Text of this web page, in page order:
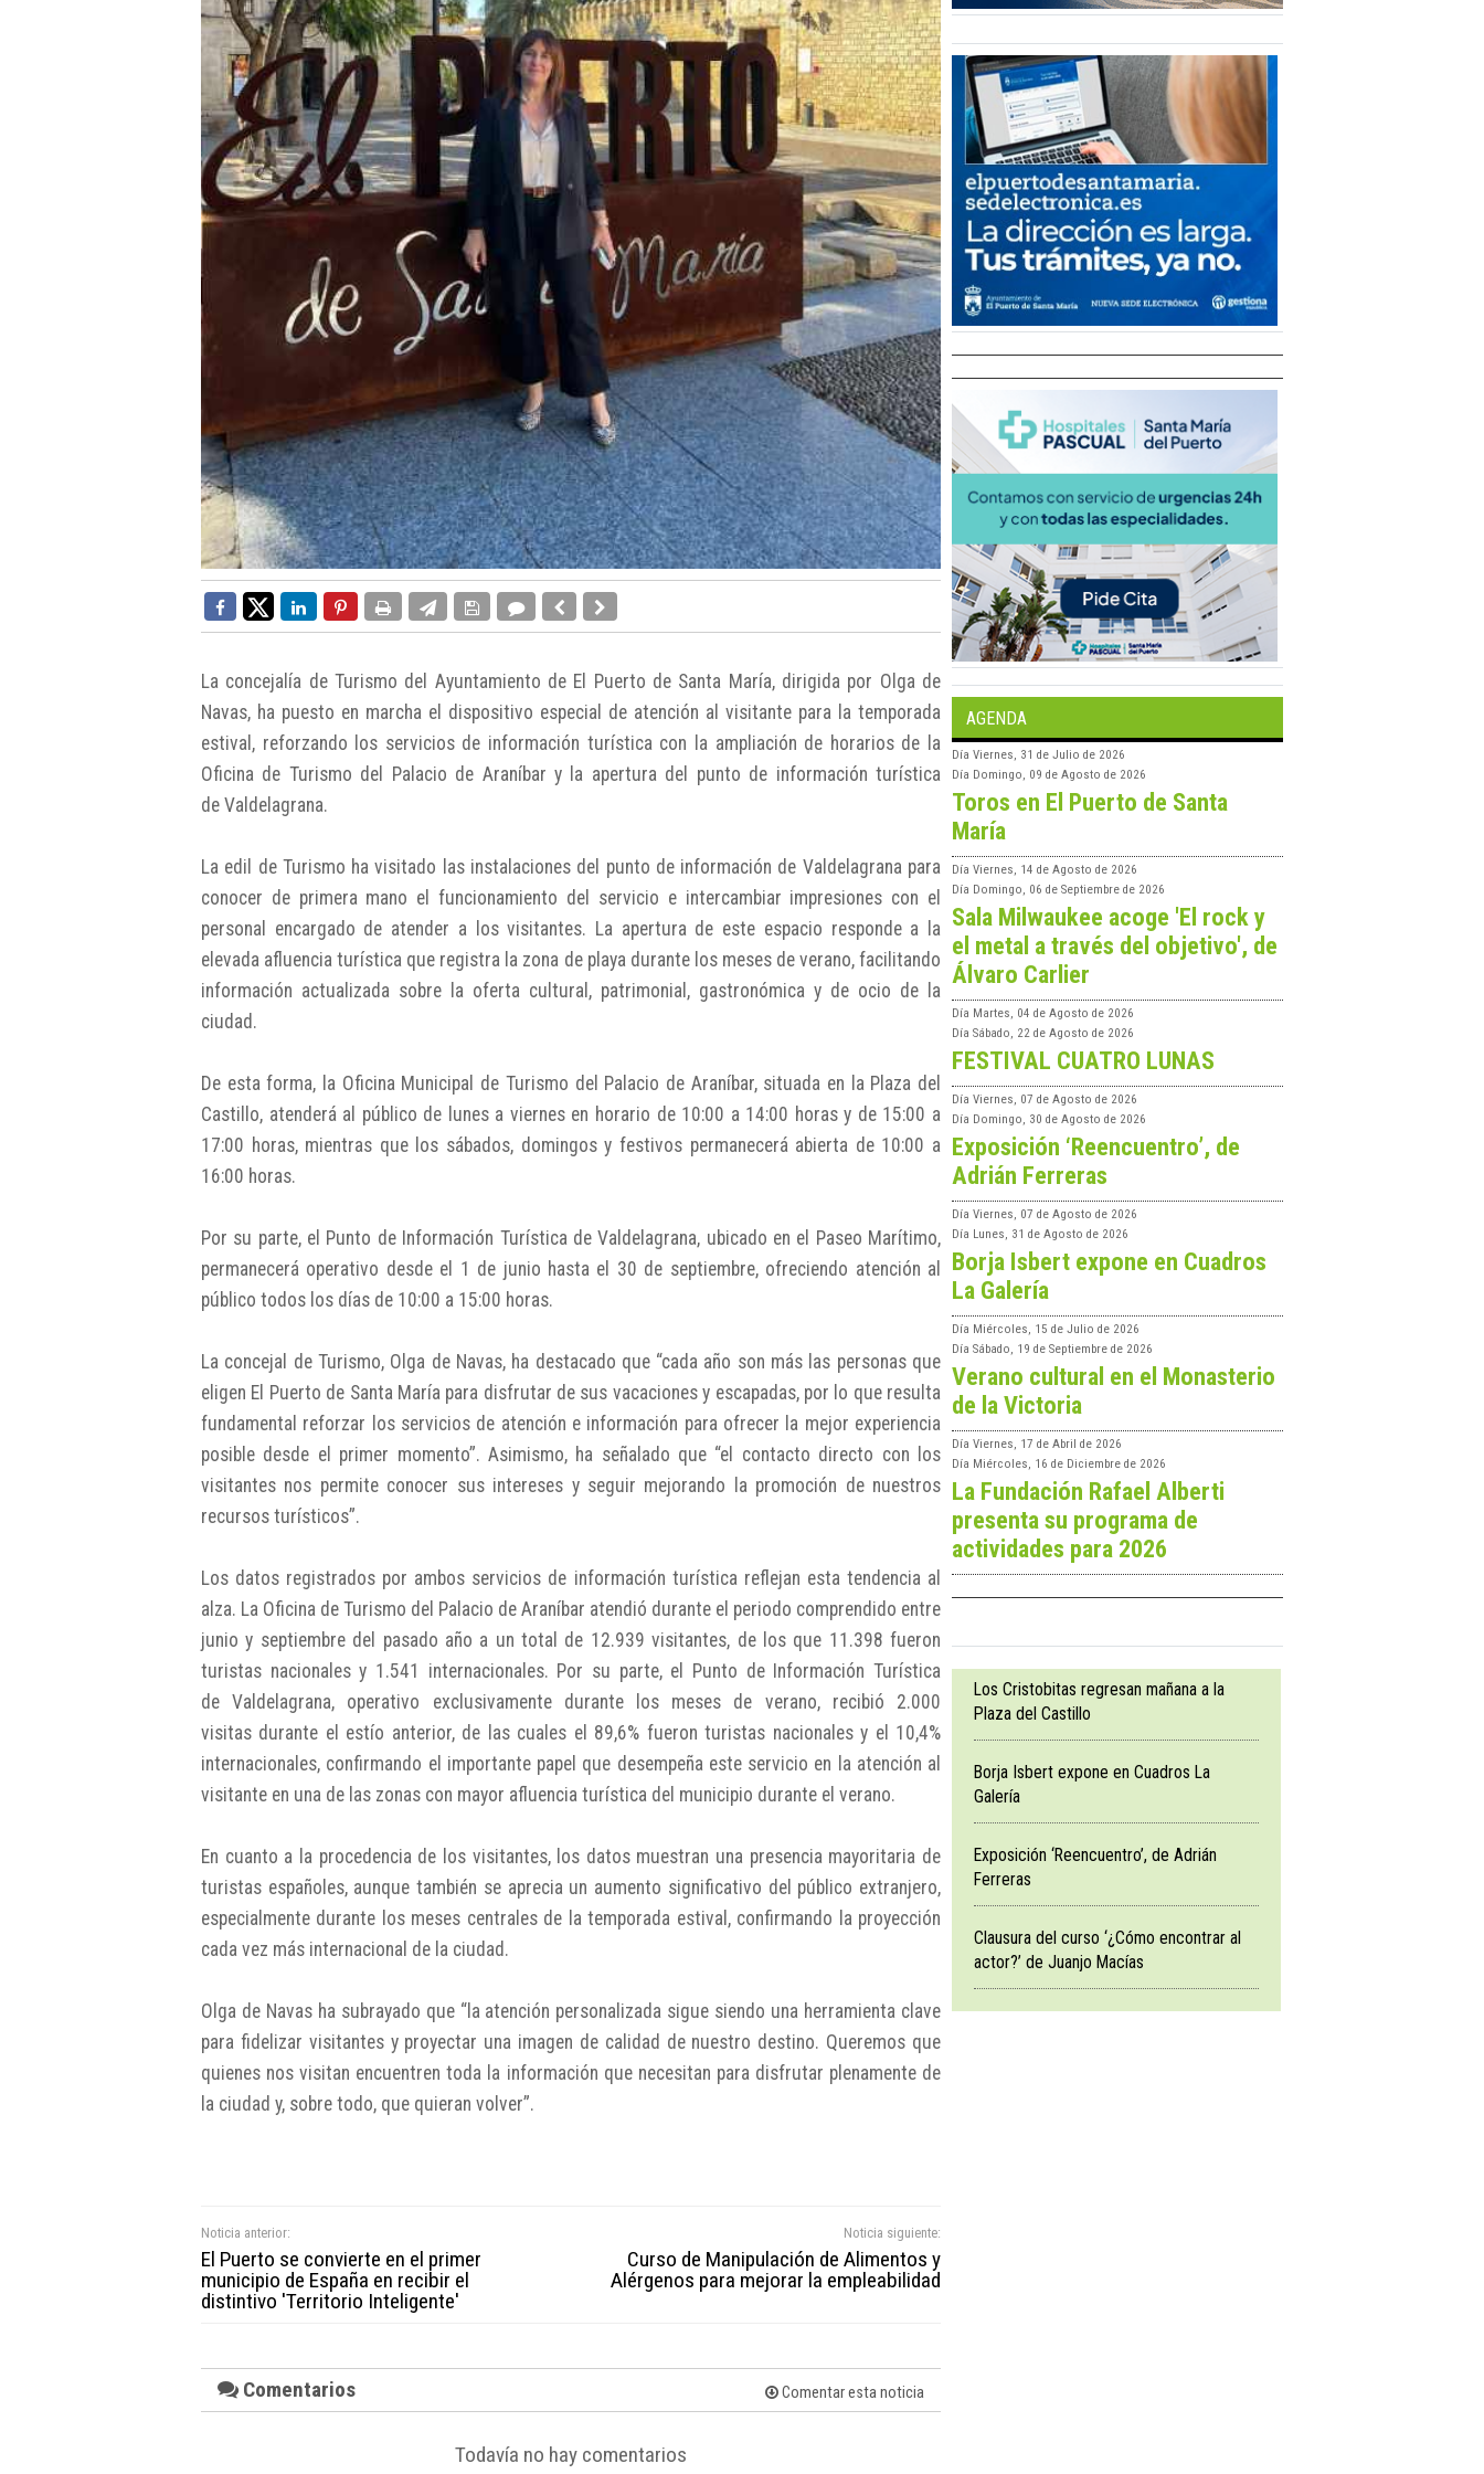
La concejalía de Turismo del Ayuntamiento de El Puerto de Santa María, dirigida por Olga de
Navas, ha puesto en marcha el dispositivo especial de atención al visitante para la temporada
estival, reforzando los servicios de información turística con la ampliación de horarios de la
Oficina de Turismo del Palacio de Araníbar y la apertura del punto de información turística
de Valdelagrana.
La edil de Turismo ha visitado las instalaciones del punto de información de Valdelagrana para
conocer de primera mano el funcionamiento del servicio e intercambiar impresiones con el
personal encargado de atender a los visitantes. La apertura de este espacio responde a la
elevada afluencia turística que registra la zona de playa durante los meses de verano, facilitando
información actualizada sobre la oferta cultural, patrimonial, gastronómica y de ocio de la
ciudad.
De esta forma, la Oficina Municipal de Turismo del Palacio de Araníbar, situada en la Plaza del
Castillo, atenderá al público de lunes a viernes en horario de 10:00 a 14:00 horas y de 15:00 a
17:00 horas, mientras que los sábados, domingos y festivos permanecerá abierta de 10:00 a
16:00 horas.
Por su parte, el Punto de Información Turística de Valdelagrana, ubicado en el Paseo Marítimo,
permanecerá operativo desde el 1 de junio hasta el 30 de septiembre, ofreciendo atención al
público todos los días de 10:00 a 15:00 horas.
La concejal de Turismo, Olga de Navas, ha destacado que “cada año son más las personas que
eligen El Puerto de Santa María para disfrutar de sus vacaciones y escapadas, por lo que resulta
fundamental reforzar los servicios de atención e información para ofrecer la mejor experiencia
posible desde el primer momento”. Asimismo, ha señalado que “el contacto directo con los
visitantes nos permite conocer sus intereses y seguir mejorando la promoción de nuestros
recursos turísticos”.
Los datos registrados por ambos servicios de información turística reflejan esta tendencia al
alza. La Oficina de Turismo del Palacio de Araníbar atendió durante el periodo comprendido entre
junio y septiembre del pasado año a un total de 12.939 visitantes, de los que 11.398 fueron
turistas nacionales y 1.541 internacionales. Por su parte, el Punto de Información Turística
de Valdelagrana, operativo exclusivamente durante los meses de verano, recibió 2.000
visitas durante el estío anterior, de las cuales el 89,6% fueron turistas nacionales y el 10,4%
internacionales, confirmando el importante papel que desempeña este servicio en la atención al
visitante en una de las zonas con mayor afluencia turística del municipio durante el verano.
En cuanto a la procedencia de los visitantes, los datos muestran una presencia mayoritaria de
turistas españoles, aunque también se aprecia un aumento significativo del público extranjero,
especialmente durante los meses centrales de la temporada estival, confirmando la proyección
cada vez más internacional de la ciudad.
Olga de Navas ha subrayado que “la atención personalizada sigue siendo una herramienta clave
para fidelizar visitantes y proyectar una imagen de calidad de nuestro destino. Queremos que
quienes nos visitan encuentren toda la información que necesitan para disfrutar plenamente de
la ciudad y, sobre todo, que quieran volver”.
Noticia anterior:
El Puerto se convierte en el primer
municipio de España en recibir el
distintivo 'Territorio Inteligente'
Noticia siguiente:
Curso de Manipulación de Alimentos y
Alérgenos para mejorar la empleabilidad
Comentarios Comentar esta noticia
Todavía no hay comentarios
AGENDA
Día Viernes, 31 de Julio de 2026
Día Domingo, 09 de Agosto de 2026
Toros en El Puerto de Santa
María
Día Viernes, 14 de Agosto de 2026
Día Domingo, 06 de Septiembre de 2026
Sala Milwaukee acoge 'El rock y
el metal a través del objetivo', de
Álvaro Carlier
Día Martes, 04 de Agosto de 2026
Día Sábado, 22 de Agosto de 2026
FESTIVAL CUATRO LUNAS
Día Viernes, 07 de Agosto de 2026
Día Domingo, 30 de Agosto de 2026
Exposición ‘Reencuentro’, de
Adrián Ferreras
Día Viernes, 07 de Agosto de 2026
Día Lunes, 31 de Agosto de 2026
Borja Isbert expone en Cuadros
La Galería
Día Miércoles, 15 de Julio de 2026
Día Sábado, 19 de Septiembre de 2026
Verano cultural en el Monasterio
de la Victoria
Día Viernes, 17 de Abril de 2026
Día Miércoles, 16 de Diciembre de 2026
La Fundación Rafael Alberti
presenta su programa de
actividades para 2026
Los Cristobitas regresan mañana a la
Plaza del Castillo
Borja Isbert expone en Cuadros La
Galería
Exposición ‘Reencuentro’, de Adrián
Ferreras
Clausura del curso ‘¿Cómo encontrar al
actor?’ de Juanjo Macías